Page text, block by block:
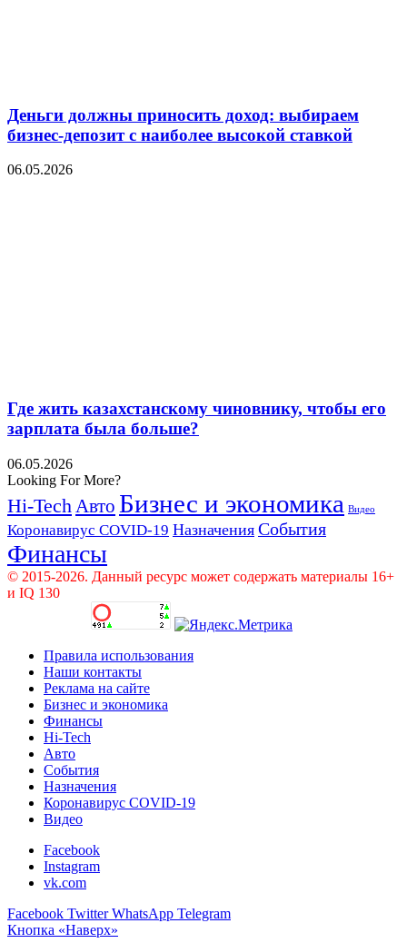
Деньги должны приносить доход: выбираем
бизнес-депозит с наиболее высокой ставкой
06.05.2026
Где жить казахстанскому чиновнику, чтобы его
зарплата была больше?
06.05.2026
Looking For More?
Hi-Tech Авто Бизнес и экономика Видео
Коронавирус COVID-19 Назначения События
Финансы
© 2015-2026. Данный ресурс может содержать материалы 16+
и IQ 130
Правила использования
Наши контакты
Реклама на сайте
Бизнес и экономика
Финансы
Hi-Tech
Авто
События
Назначения
Коронавирус COVID-19
Видео
Facebook
Instagram
vk.com
Facebook Twitter WhatsApp Telegram
Кнопка «Наверх»